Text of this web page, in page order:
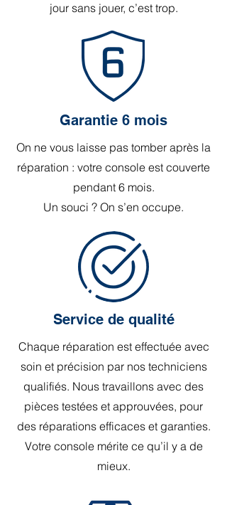
jour sans jouer, c’est trop.
Garantie 6 mois
On ne vous laisse pas tomber après la
réparation : votre console est couverte
pendant 6 mois.
Un souci ? On s’en occupe.
Service de qualité
Chaque réparation est effectuée avec
soin et précision par nos techniciens
qualifiés. Nous travaillons avec des
pièces testées et approuvées, pour
des réparations efficaces et garanties.
Votre console mérite ce qu’il y a de
mieux.